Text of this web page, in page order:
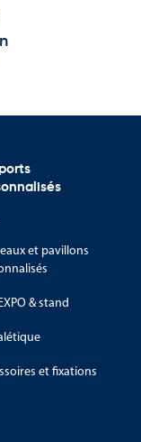
et pavillons
& stand
et fixations